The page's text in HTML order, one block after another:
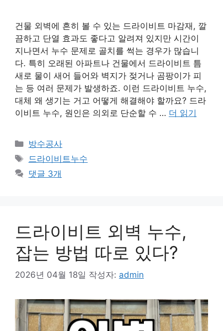
건물 외벽에 흔히 볼 수 있는 드라이비트 마감재, 깔
끔하고 단열 효과도 좋다고 알려져 있지만 시간이
지나면서 누수 문제로 골치를 썩는 경우가 많습니
다. 특히 오래된 아파트나 건물에서 드라이비트 틈
새로 물이 새어 들어와 벽지가 젖거나 곰팡이가 피
는 등 여러 문제가 발생하죠. 이런 드라이비트 누수,
대체 왜 생기는 거고 어떻게 해결해야 할까요? 드라
이비트 누수, 원인은 의외로 단순할 수 … 더 읽기
카
테
리
방수공사
태
그
드라이비트누수
댓글 3개
드라이비트 외벽 누수,
잡는 방법 따로 있다?
2026년 04월 18일 작성자: admin